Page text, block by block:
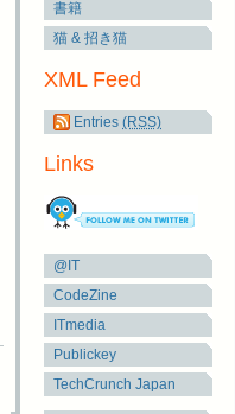
書籍
猫 & 招き猫
XML Feed
Entries (RSS)
Links
@IT
CodeZine
ITmedia
Publickey
TechCrunch Japan